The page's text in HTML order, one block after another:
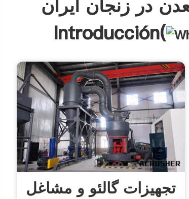
در زنجان ایران
Introducción(
تجهیزات گالئو و مشاغل